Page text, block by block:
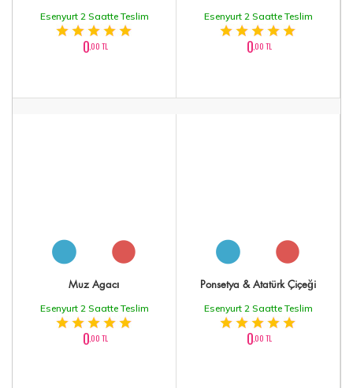
Esenyurt 2 Saatte Teslim
0,00 TL
Esenyurt 2 Saatte Teslim
0,00 TL
Muz Agacı
Esenyurt 2 Saatte Teslim
0,00 TL
Ponsetya & Atatürk Çiçeği
Esenyurt 2 Saatte Teslim
0,00 TL